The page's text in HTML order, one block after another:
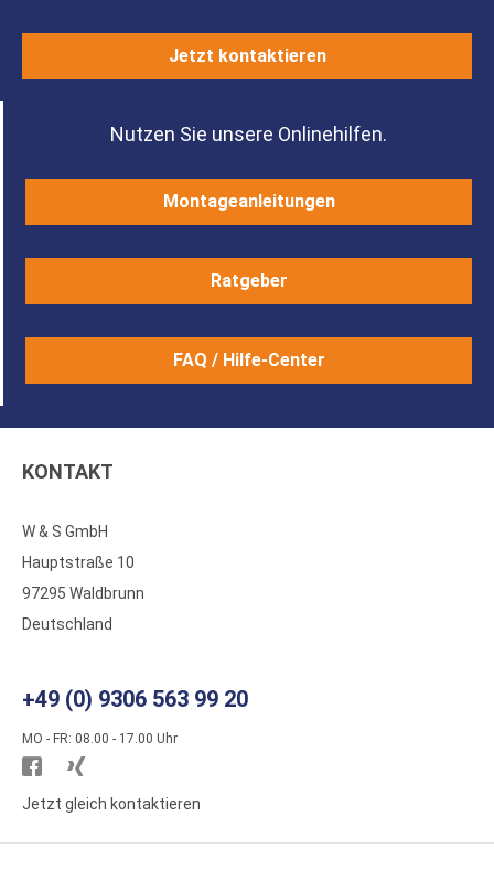
Jetzt kontaktieren
Nutzen Sie unsere Onlinehilfen.
Montageanleitungen
Ratgeber
FAQ / Hilfe-Center
KONTAKT
W & S GmbH
Hauptstraße 10
97295 Waldbrunn
Deutschland
+49 (0) 9306 563 99 20
MO - FR: 08.00 - 17.00 Uhr
Besuchen
Sie
Sie
Jetzt gleich kontaktieren